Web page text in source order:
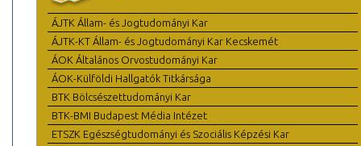
ÁJTK Állam- és Jogtudományi Kar
ÁJTK-KT Állam- és Jogtudományi Kar Kecskemét
ÁOK Általános Orvostudományi Kar
ÁOK-Külföldi Hallgatók Titkársága
BTK Bölcsészettudományi Kar
BTK-BMI Budapest Média Intézet
ETSZK Egészségtudományi és Szociális Képzési Kar